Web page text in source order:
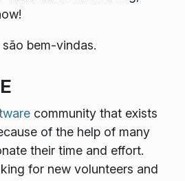
bem-vindas.
community that exists
of the help of many
their time and effort.
for new volunteers and